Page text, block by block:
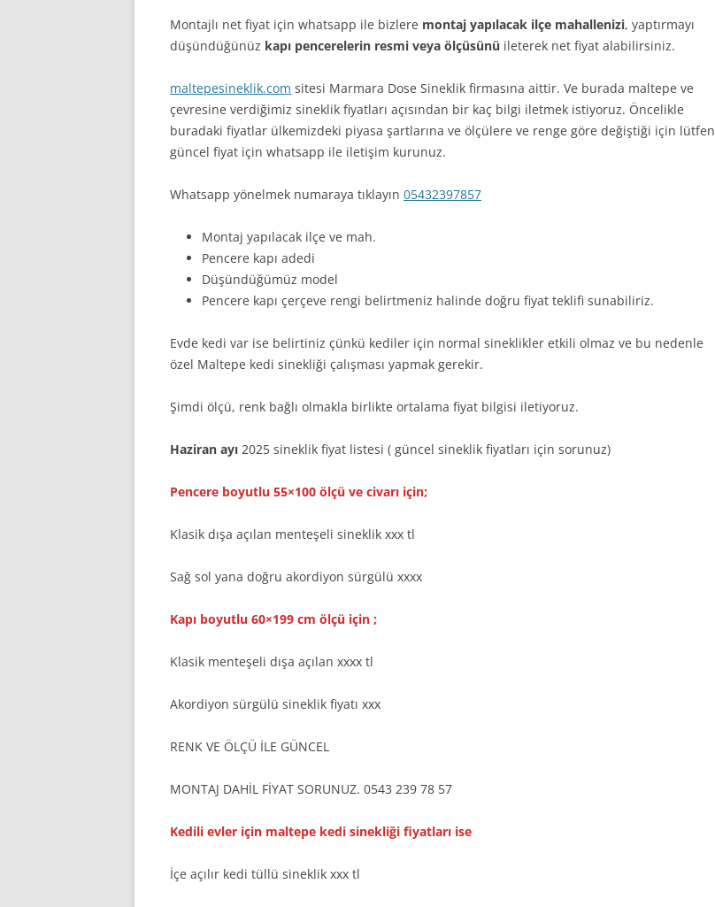
Montajlı net fiyat için whatsapp ile bizlere montaj yapılacak ilçe mahallenizi, yaptırmayı
düşündüğünüz kapı pencerelerin resmi veya ölçüsünü ileterek net fiyat alabilirsiniz.
maltepesineklik.com sitesi Marmara Dose Sineklik firmasına aittir. Ve burada maltepe ve
çevresine verdiğimiz sineklik fiyatları açısından bir kaç bilgi iletmek istiyoruz. Öncelikle
buradaki fiyatlar ülkemizdeki piyasa şartlarına ve ölçülere ve renge göre değiştiği için lütfen
güncel fiyat için whatsapp ile iletişim kurunuz.
Whatsapp yönelmek numaraya tıklayın 05432397857
Montaj yapılacak ilçe ve mah.
Pencere kapı adedi
Düşündüğümüz model
Pencere kapı çerçeve rengi belirtmeniz halinde doğru fiyat teklifi sunabiliriz.
Evde kedi var ise belirtiniz çünkü kediler için normal sineklikler etkili olmaz ve bu nedenle
özel Maltepe kedi sinekliği çalışması yapmak gerekir.
Şimdi ölçü, renk bağlı olmakla birlikte ortalama fiyat bilgisi iletiyoruz.
Haziran ayı 2025 sineklik fiyat listesi ( güncel sineklik fiyatları için sorunuz)
Pencere boyutlu 55×100 ölçü ve civarı için;
Klasik dışa açılan menteşeli sineklik xxx tl
Sağ sol yana doğru akordiyon sürgülü xxxx
Kapı boyutlu 60×199 cm ölçü için ;
Klasik menteşeli dışa açılan xxxx tl
Akordiyon sürgülü sineklik fiyatı xxx
RENK VE ÖLÇÜ İLE GÜNCEL
MONTAJ DAHİL FİYAT SORUNUZ. 0543 239 78 57
Kedili evler için maltepe kedi sinekliği fiyatları ise
İçe açılır kedi tüllü sineklik xxx tl